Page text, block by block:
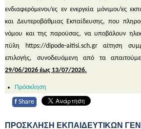
ενδιαφερόμενοι/ες εν ενεργεία μόνιμοι/ες
και Δευτεροβάθμιας Εκπαίδευσης, που
νόμου και της παρούσας, να υποβάλουν
πύλη https://dipode-aitisi.sch.gr αίτηση
επιλογής, συνοδευόμενη από τα
29/06/2026 έως 13/07/2026.
Πρόσκληση
f Share
ΠΡΟΣΚΛΗΣΗ ΕΚΠΑΙΔΕΥΤΙΚΩΝ